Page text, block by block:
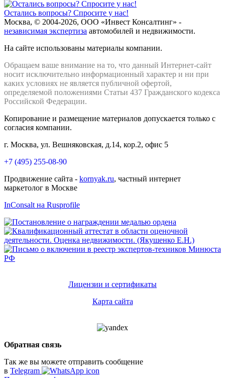
Остались вопросы? Спросите у нас!
Москва, © 2004-2026, ООО «Инвест Консалтинг» -
независимая экспертиза автомобилей и недвижимости.
На сайте использованы материалы компании.
Обращаем ваше внимание на то, что данный Интернет-сайт
носит исключительно информационный характер и ни при
каких условиях не является публичной офертой,
определяемой положениями Статьи 437 Гражданского кодекса
Российской Федерации.
Копирование и размещение материалов допускается только с
согласия компании.
г. Москва, ул. Вешняковская, д.14, кор.2, офис 5
+7 (495) 255-08-90
Продвижение сайта - kornyak.ru, частный интернет
маркетолог в Москве
InConsalt на Rusprofile
Лицензии и сертификаты
Карта сайта
Обратная связь
Так же вы можете отправить сообщение
в Telegram